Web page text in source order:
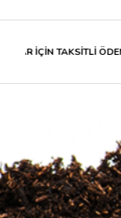
İÇİN TAKSİTLİ ÖDEME